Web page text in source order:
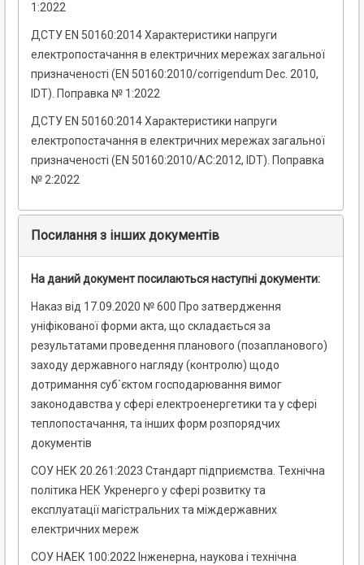
1:2022
ДСТУ EN 50160:2014 Характеристики напруги
електропостачання в електричних мережах загальної
призначеності (EN 50160:2010/corrigendum Dec. 2010,
IDT). Поправка № 1:2022
ДСТУ EN 50160:2014 Характеристики напруги
електропостачання в електричних мережах загальної
призначеності (EN 50160:2010/AC:2012, IDT). Поправка
№ 2:2022
Посилання з інших документів
На даний документ посилаються наступні документи:
Наказ від 17.09.2020 № 600 Про затвердження
уніфікованої форми акта, що складається за
результатами проведення планового (позапланового)
заходу державного нагляду (контролю) щодо
дотримання суб`єктом господарювання вимог
законодавства у сфері електроенергетики та у сфері
теплопостачання, та інших форм розпорядчих
документів
СОУ НЕК 20.261:2023 Стандарт підприємства. Технічна
політика НЕК Укренерго у сфері розвитку та
експлуатації магістральних та міждержавних
електричних мереж
СОУ НАЕК 100:2022 Інженерна, наукова і технічна